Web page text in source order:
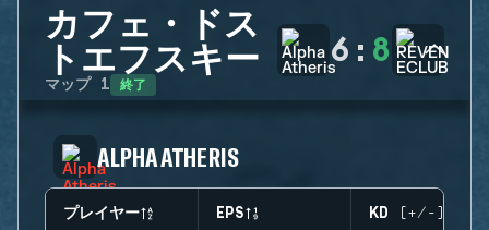
カフェ・ドス
トエフスキー
マップ 1 終了
6 : 8
ALPHA ATHERIS
プレイヤー EPS KD (+/-)